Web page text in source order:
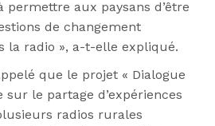
permettre aux paysans d’être
de changement
la radio », a-t-elle expliqué.
que le projet « Dialogue
sur le partage d’expériences
radios rurales